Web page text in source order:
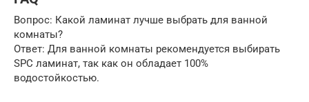
Вопрос: Какой ламинат лучше выбрать для ванной
комнаты?
Ответ: Для ванной комнаты рекомендуется выбирать
SPC ламинат, так как он обладает 100%
водостойкостью.